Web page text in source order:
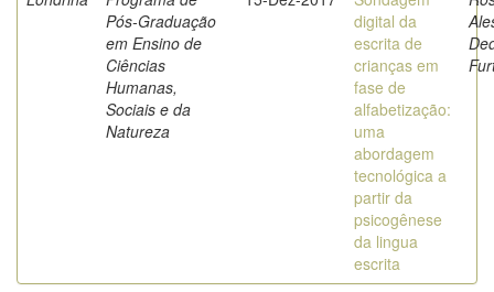
Pós-Graduação
em Ensino de
Ciências
Humanas,
Sociais e da
Natureza
digital da
escrita de
crianças em
fase de
alfabetização:
uma
abordagem
tecnológica a
partir da
psicogênese
da lingua
escrita